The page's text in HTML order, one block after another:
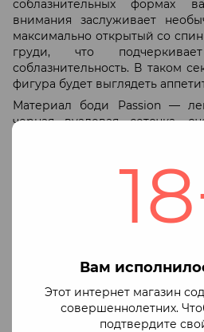
Вам
Этот интернет магазин
совершеннолетних.
подтвердите
соблазнительных формах
внимания заслуживает
максимально открытый со
груди, что
соблазнительность. В таком
фигура будет выглядеть
Материал боди Passion —
черная вуалевая сеточка,
женственность и красоту.
Стильное черное боди
прекрасное дополнение
гардероба. Сочетание
бретели регулируются;
материал не вызывает
кожи;